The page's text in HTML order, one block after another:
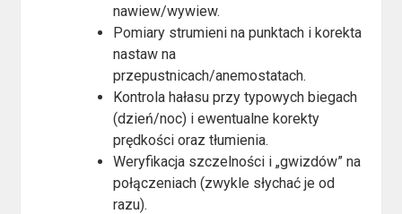
nawiew/wywiew.
Pomiary strumieni na punktach i korekta
nastaw na
przepustnicach/anemostatach.
Kontrola hałasu przy typowych biegach
(dzień/noc) i ewentualne korekty
prędkości oraz tłumienia.
Weryfikacja szczelności i „gwizdów” na
połączeniach (zwykle słychać je od
razu).